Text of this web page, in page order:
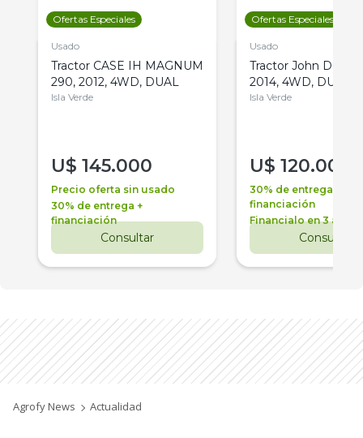
Ofertas Especiales
Usado
Tractor CASE IH MAGNUM
290, 2012, 4WD, DUAL
Isla Verde
U$ 145.000
Precio oferta sin usado
30% de entrega +
financiación
Consultar
Ofertas Especiales
Usado
Tractor John Deere
2014, 4WD, DUAL
Isla Verde
U$ 120.000
30% de entrega +
financiación
Financialo en 3 años
Consultar
Agrofy News Actualidad